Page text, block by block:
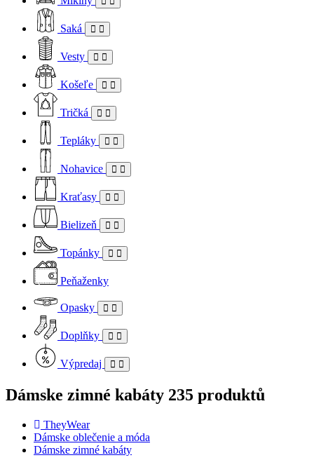
Saká
Vesty
Košeľe
Tričká
Tepláky
Nohavice
Kraťasy
Bielizeň
Topánky
Peňaženky
Opasky
Doplňky
Výpredaj
Dámske zimné kabáty 235 produktů
TheyWear
Dámske oblečenie a móda
Dámske zimné kabáty